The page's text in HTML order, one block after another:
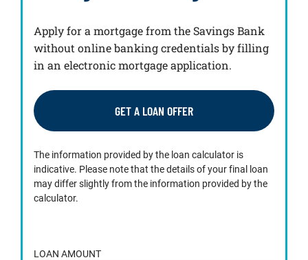
Apply for a mortgage from the Savings Bank
without online banking credentials by filling
in an electronic mortgage application.
GET A LOAN OFFER
The information provided by the loan calculator is
indicative. Please note that the details of your final loan
may differ slightly from the information provided by the
calculator.
LOAN AMOUNT